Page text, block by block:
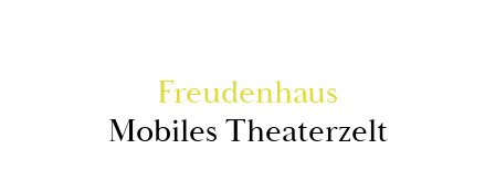
Freu­den­haus
Mo­bi­les Thea­ter­zelt